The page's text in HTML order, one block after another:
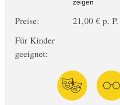
zeigen
Preise:
21,00 € p. P.
Für Kinder
geeignet: